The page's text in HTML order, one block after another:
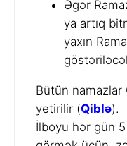
Əgər
ya artıq
yaxın
Bütün
yetirilir (Qiblə).
İlboyu hər gün